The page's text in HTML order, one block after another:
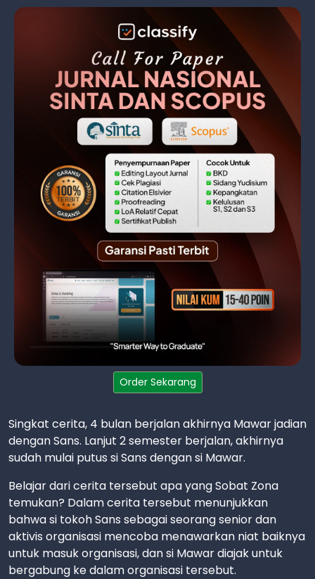
Order Sekarang
Singkat cerita, 4 bulan berjalan akhirnya Mawar jadian
dengan Sans. Lanjut 2 semester berjalan, akhirnya
sudah mulai putus si Sans dengan si Mawar.
Belajar dari cerita tersebut apa yang Sobat Zona
temukan? Dalam cerita tersebut menunjukkan
bahwa si tokoh Sans sebagai seorang senior dan
aktivis organisasi mencoba menawarkan niat baiknya
untuk masuk organisasi, dan si Mawar diajak untuk
bergabung ke dalam organisasi tersebut.